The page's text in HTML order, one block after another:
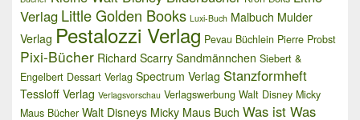
Verlag Little Golden Books Luxi-Buch Malbuch Mulder
Verlag Pestalozzi Verlag Pevau Büchlein Pierre Probst
Pixi-Bücher Richard Scarry Sandmännchen Siebert &
Engelbert Dessart Verlag Spectrum Verlag Stanzformheft
Tessloff Verlag Verlagsvorschau Verlagswerbung Walt Disney Micky
Maus Bücher Walt Disneys Micky Maus Buch Was ist Was